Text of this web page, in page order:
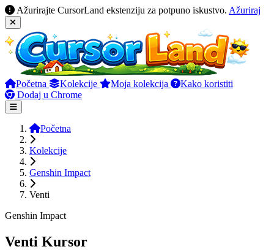
Ažurirajte CursorLand ekstenziju za potpuno iskustvo. Ažuriraj
Početna Kolekcije Moja kolekcija
Kako koristiti
Dodaj u Chrome
Početna
Kolekcije
Genshin Impact
Venti
Genshin Impact
Venti Kursor